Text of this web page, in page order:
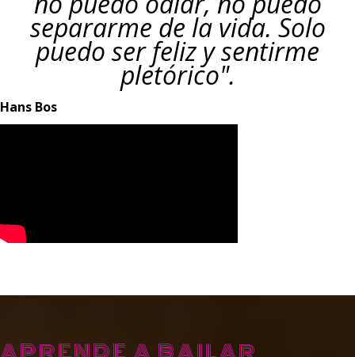
separarme de la vida. Solo
puedo ser feliz y sentirme
pletórico".
Hans Bos